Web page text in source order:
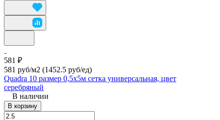
581 ₽
581 руб/м2 (1452.5 руб/eд)
Quadra 10 размер 0,5х5м сетка универсальная, цвет
серебряный
В наличии
В корзину